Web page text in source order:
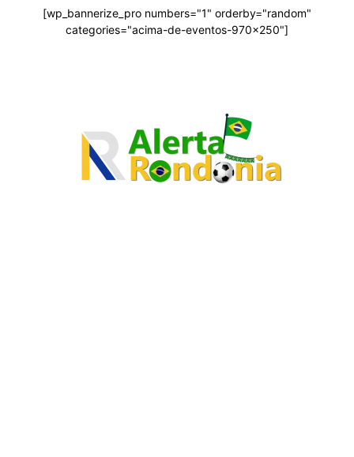
[wp_bannerize_pro numbers="1" orderby="random"
categories="acima-de-eventos-970x250"]